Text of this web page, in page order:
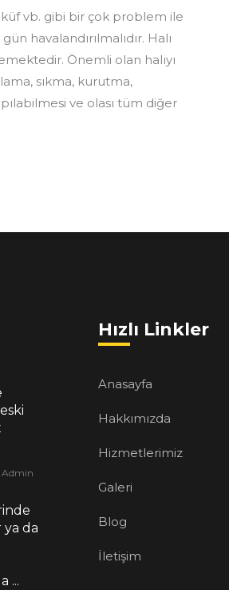
küf vb. gibi bir çok problem ile
havalandırılmalıdır. Halı
Önemli olan halıyı
sıkma, kurutma,
ve olası tüm diğer
Admin
ya da
...
Hızlı Linkler
Anasayfa
Hakkımızda
Hizmetlerimiz
Galeri
Blog
İletişim